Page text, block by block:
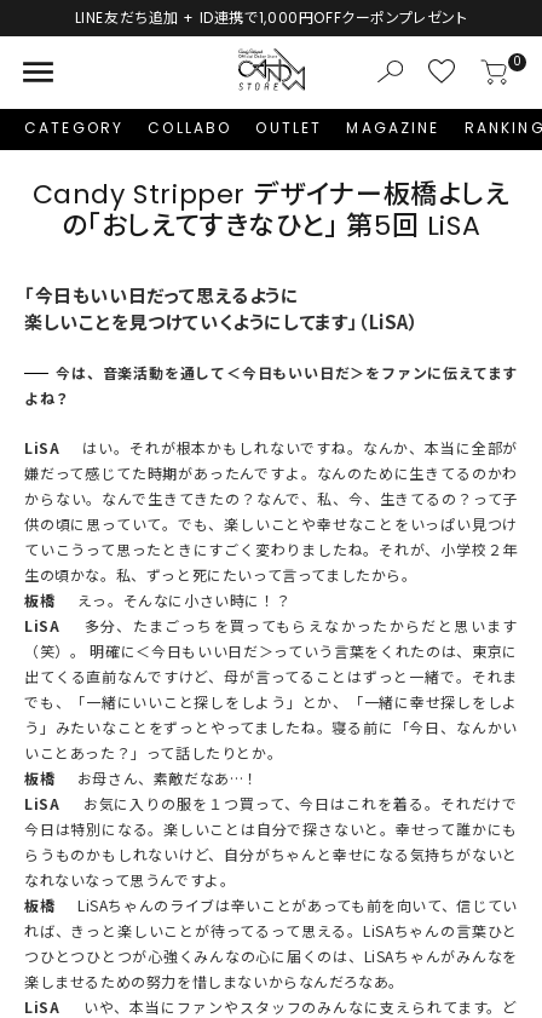
LINE友だち追加 + ID連携で1,000円OFFクーポンプレゼント
menu 0
CATEGORY COLLABO OUTLET MAGAZINE
Candy Stripper デザイナー板橋よしえ
の「おしえてすきなひと」 第5回 LiSA
「今日もいい日だって思えるように
楽しいことを見つけていくようにしてます」（LiSA）
今は、音楽活動を通して＜今日もいい日だ＞をファンに伝えてます
よね？
LiSA
はい。それが根本かもしれないですね。なんか、本当に全部が
嫌だって感じてた時期があったんですよ。なんのために生きてるのかわ
からない。なんで生きてきたの？なんで、私、今、生きてるの？って子
供の頃に思っていて。でも、楽しいことや幸せなことをいっぱい見つけ
ていこうって思ったときにすごく変わりましたね。それが、小学校２年
生の頃かな。私、ずっと死にたいって言ってましたから。
板橋
えっ。そんなに小さい時に！？
LiSA
多分、たまごっちを買ってもらえなかったからだと思います
（笑）。 明確に＜今日もいい日だ＞っていう言葉をくれたのは、東京に
出てくる直前なんですけど、母が言ってることはずっと一緒で。それま
でも、「一緒にいいこと探しをしよう」とか、「一緒に幸せ探しをしよ
う」みたいなことをずっとやってましたね。寝る前に「今日、なんかい
いことあった？」って話したりとか。
板橋
お母さん、素敵だなあ…！
LiSA
お気に入りの服を１つ買って、今日はこれを着る。それだけで
今日は特別になる。楽しいことは自分で探さないと。幸せって誰かにも
らうものかもしれないけど、自分がちゃんと幸せになる気持ちがないと
なれないなって思うんですよ。
板橋
LiSAちゃんのライブは辛いことがあっても前を向いて、信じてい
れば、きっと楽しいことが待ってるって思える。LiSAちゃんの言葉ひと
つひとつひとつが心強くみんなの心に届くのは、LiSAちゃんがみんなを
楽しませるための努力を惜しまないからなんだろなあ。
LiSA
いや、本当にファンやスタッフのみんなに支えられてます。ど